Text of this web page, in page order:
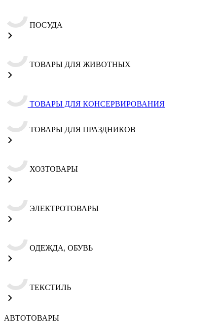
ПОСУДА
ТОВАРЫ ДЛЯ ЖИВОТНЫХ
ТОВАРЫ ДЛЯ КОНСЕРВИРОВАНИЯ
ТОВАРЫ ДЛЯ ПРАЗДНИКОВ
ХОЗТОВАРЫ
ЭЛЕКТРОТОВАРЫ
ОДЕЖДА, ОБУВЬ
ТЕКСТИЛЬ
АВТОТОВАРЫ